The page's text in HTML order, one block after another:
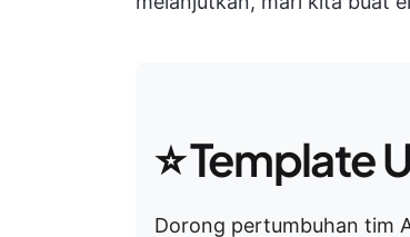
⭐ Template
Dorong pertumbuhan tim